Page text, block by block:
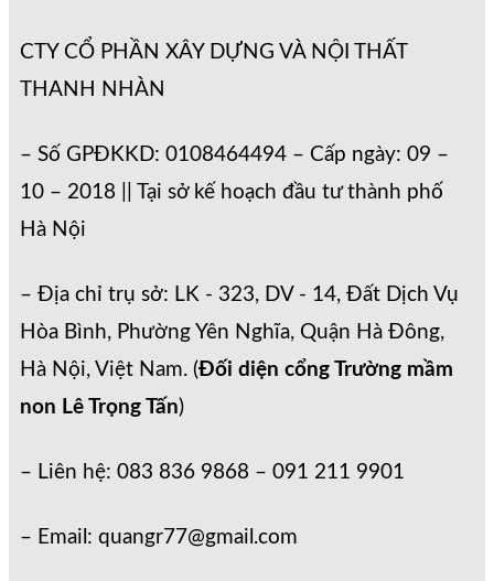
CTY CỔ PHẦN XÂY DỰNG VÀ NỘI THẤT
THANH NHÀN
– Số GPĐKKD: 0108464494 – Cấp ngày: 09 –
10 – 2018 || Tại sở kế hoạch đầu tư thành phố
Hà Nội
– Địa chỉ trụ sở: LK - 323, DV - 14, Đất Dịch Vụ
Hòa Bình, Phường Yên Nghĩa, Quận Hà Đông,
Hà Nội, Việt Nam. (Đối diện cổng Trường mầm
non Lê Trọng Tấn)
– Liên hệ: 083 836 9868 – 091 211 9901
– Email: quangr77@gmail.com